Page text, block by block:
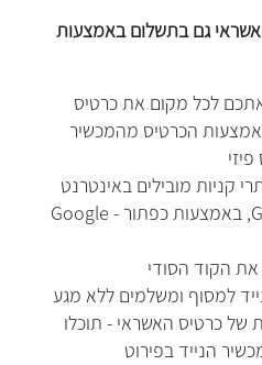
גם בתשלום באמצעות
לכל מקום את כרטיס
הכרטיס מהמכשיר
קניות מובילים באינטרנט
התומכים ב-Google Pay, באמצעות כפתור - Google
את הקוד הסודי
למסוף ומשלמים ללא מגע
של כרטיס האשראי - תוכלו
הנייד בפירוט